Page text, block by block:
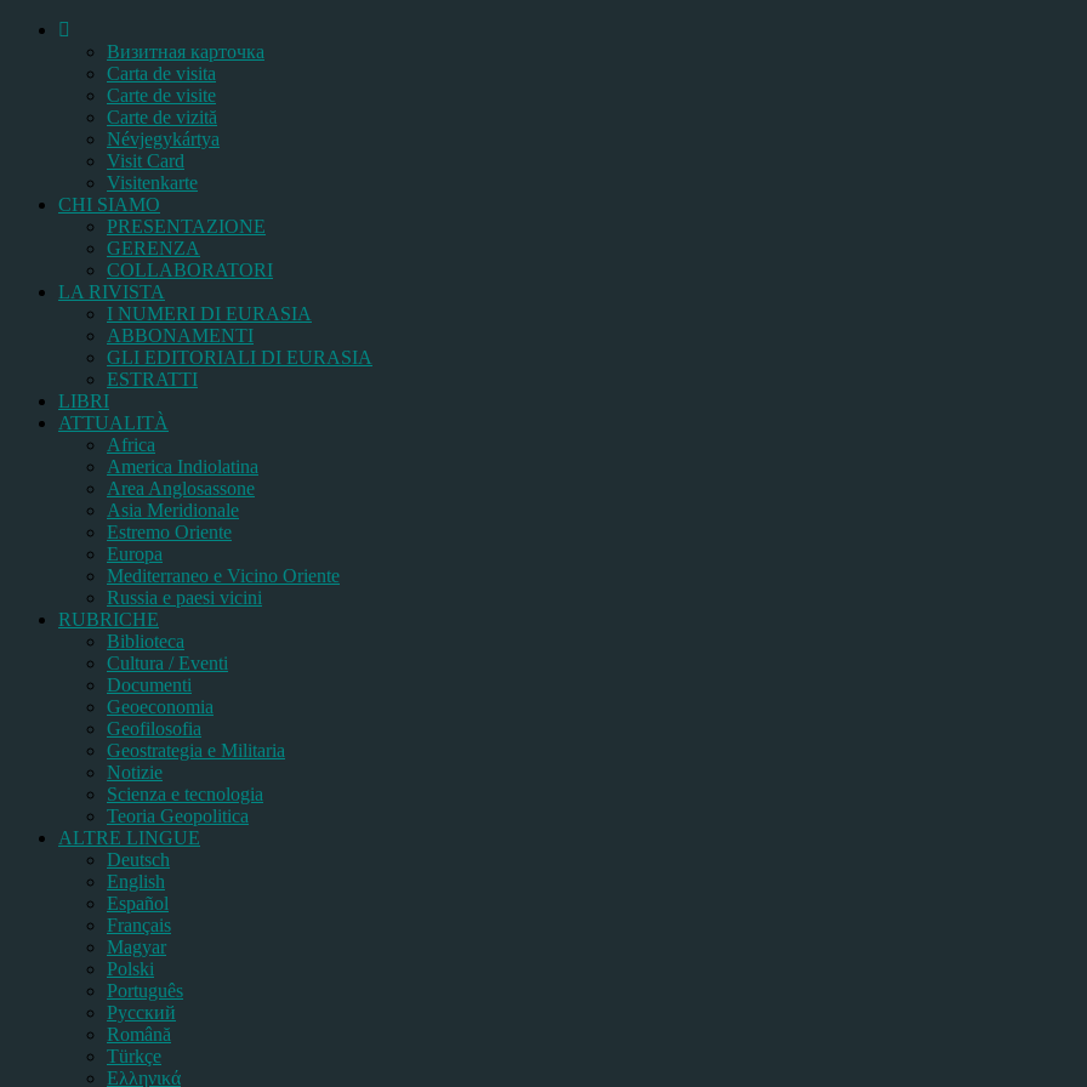
Bизитная карточка
Carta de visita
Carte de visite
Carte de vizită
Névjegykártya
Visit Card
Visitenkarte
CHI SIAMO
PRESENTAZIONE
GERENZA
COLLABORATORI
LA RIVISTA
I NUMERI DI EURASIA
ABBONAMENTI
GLI EDITORIALI DI EURASIA
ESTRATTI
LIBRI
ATTUALITÀ
Africa
America Indiolatina
Area Anglosassone
Asia Meridionale
Estremo Oriente
Europa
Mediterraneo e Vicino Oriente
Russia e paesi vicini
RUBRICHE
Biblioteca
Cultura / Eventi
Documenti
Geoeconomia
Geofilosofia
Geostrategia e Militaria
Notizie
Scienza e tecnologia
Teoria Geopolitica
ALTRE LINGUE
Deutsch
English
Español
Français
Magyar
Polski
Português
Pусский
Română
Türkçe
Ελληνικά